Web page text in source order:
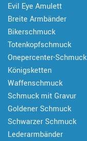
Evil Eye Amulett
Breite Armbänder
Bikerschmuck
Totenkopfschmuck
Onepercenter-Schmuck
Königsketten
Waffenschmuck
Schmuck mit Gravur
Goldener Schmuck
Schwarzer Schmuck
Lederarmbänder